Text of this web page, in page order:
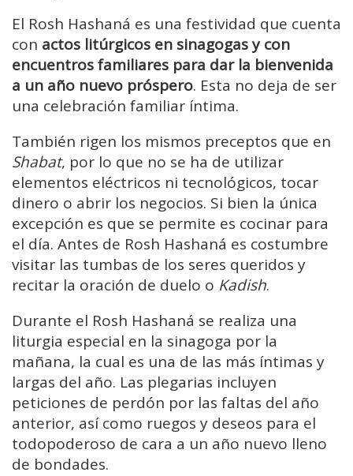
El Rosh Hashaná es una festividad que cuenta
con actos litúrgicos en sinagogas y con
encuentros familiares para dar la bienvenida
a un año nuevo próspero. Esta no deja de ser
una celebración familiar íntima.
También rigen los mismos preceptos que en
Shabat, por lo que no se ha de utilizar
elementos eléctricos ni tecnológicos, tocar
dinero o abrir los negocios. Si bien la única
excepción es que se permite es cocinar para
el día. Antes de Rosh Hashaná es costumbre
visitar las tumbas de los seres queridos y
recitar la oración de duelo o Kadish.
Durante el Rosh Hashaná se realiza una
liturgia especial en la sinagoga por la
mañana, la cual es una de las más íntimas y
largas del año. Las plegarias incluyen
peticiones de perdón por las faltas del año
anterior, así como ruegos y deseos para el
todopoderoso de cara a un año nuevo lleno
de bondades.